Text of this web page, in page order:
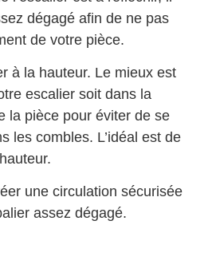
dégagé afin de ne pas
de votre pièce.
à la hauteur. Le mieux est
escalier soit dans la
la pièce pour éviter de se
les combles. L’idéal est de
une circulation sécurisée
assez dégagé.